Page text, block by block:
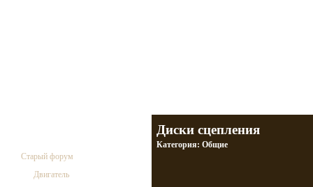
Старый форум
Двигатель
Диски сцепления
Категория: Общие